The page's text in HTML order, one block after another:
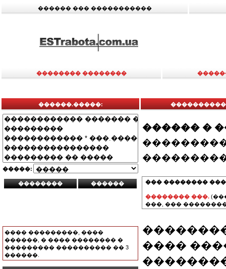
������ ��� �����������
�������� ��������
������.�����:
�����:
���� ���������, ����
������, � ���� �������� �
��������� ���������� �� 3
������.
������ �
��� ��������
�������� ���.
���, ���
����